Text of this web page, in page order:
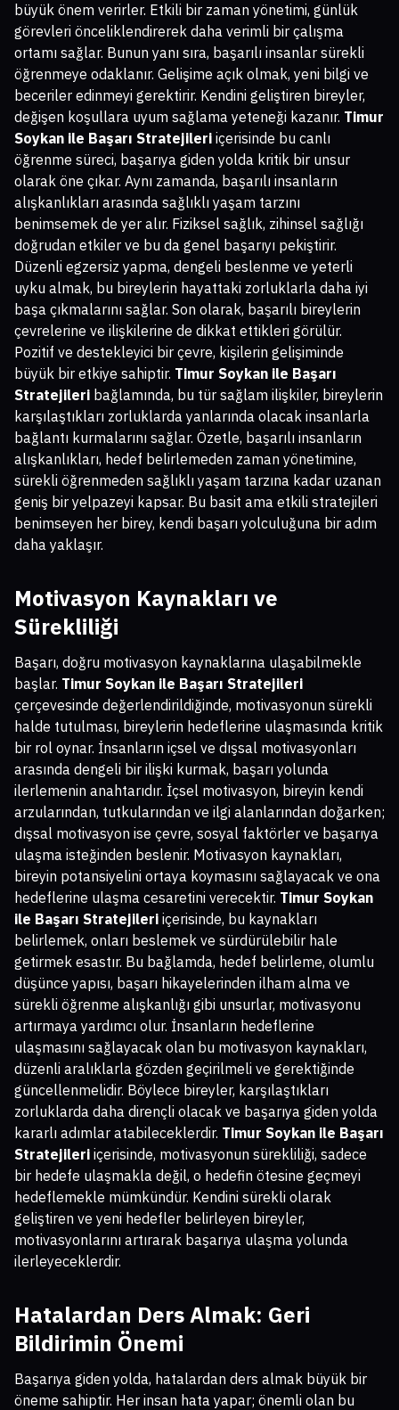
büyük önem verirler. Etkili bir zaman yönetimi, günlük
görevleri önceliklendirerek daha verimli bir çalışma
ortamı sağlar. Bunun yanı sıra, başarılı insanlar sürekli
öğrenmeye odaklanır. Gelişime açık olmak, yeni bilgi ve
beceriler edinmeyi gerektirir. Kendini geliştiren bireyler,
değişen koşullara uyum sağlama yeteneği kazanır. Timur
Soykan ile Başarı Stratejileri içerisinde bu canlı
öğrenme süreci, başarıya giden yolda kritik bir unsur
olarak öne çıkar. Aynı zamanda, başarılı insanların
alışkanlıkları arasında sağlıklı yaşam tarzını
benimsemek de yer alır. Fiziksel sağlık, zihinsel sağlığı
doğrudan etkiler ve bu da genel başarıyı pekiştirir.
Düzenli egzersiz yapma, dengeli beslenme ve yeterli
uyku almak, bu bireylerin hayattaki zorluklarla daha iyi
başa çıkmalarını sağlar. Son olarak, başarılı bireylerin
çevrelerine ve ilişkilerine de dikkat ettikleri görülür.
Pozitif ve destekleyici bir çevre, kişilerin gelişiminde
büyük bir etkiye sahiptir. Timur Soykan ile Başarı
Stratejileri bağlamında, bu tür sağlam ilişkiler, bireylerin
karşılaştıkları zorluklarda yanlarında olacak insanlarla
bağlantı kurmalarını sağlar. Özetle, başarılı insanların
alışkanlıkları, hedef belirlemeden zaman yönetimine,
sürekli öğrenmeden sağlıklı yaşam tarzına kadar uzanan
geniş bir yelpazeyi kapsar. Bu basit ama etkili stratejileri
benimseyen her birey, kendi başarı yolculuğuna bir adım
daha yaklaşır.
Motivasyon Kaynakları ve
Sürekliliği
Başarı, doğru motivasyon kaynaklarına ulaşabilmekle
başlar. Timur Soykan ile Başarı Stratejileri
çerçevesinde değerlendirildiğinde, motivasyonun sürekli
halde tutulması, bireylerin hedeflerine ulaşmasında kritik
bir rol oynar. İnsanların içsel ve dışsal motivasyonları
arasında dengeli bir ilişki kurmak, başarı yolunda
ilerlemenin anahtarıdır. İçsel motivasyon, bireyin kendi
arzularından, tutkularından ve ilgi alanlarından doğarken;
dışsal motivasyon ise çevre, sosyal faktörler ve başarıya
ulaşma isteğinden beslenir. Motivasyon kaynakları,
bireyin potansiyelini ortaya koymasını sağlayacak ve ona
hedeflerine ulaşma cesaretini verecektir. Timur Soykan
ile Başarı Stratejileri içerisinde, bu kaynakları
belirlemek, onları beslemek ve sürdürülebilir hale
getirmek esastır. Bu bağlamda, hedef belirleme, olumlu
düşünce yapısı, başarı hikayelerinden ilham alma ve
sürekli öğrenme alışkanlığı gibi unsurlar, motivasyonu
artırmaya yardımcı olur. İnsanların hedeflerine
ulaşmasını sağlayacak olan bu motivasyon kaynakları,
düzenli aralıklarla gözden geçirilmeli ve gerektiğinde
güncellenmelidir. Böylece bireyler, karşılaştıkları
zorluklarda daha dirençli olacak ve başarıya giden yolda
kararlı adımlar atabileceklerdir. Timur Soykan ile Başarı
Stratejileri içerisinde, motivasyonun sürekliliği, sadece
bir hedefe ulaşmakla değil, o hedefin ötesine geçmeyi
hedeflemekle mümkündür. Kendini sürekli olarak
geliştiren ve yeni hedefler belirleyen bireyler,
motivasyonlarını artırarak başarıya ulaşma yolunda
ilerleyeceklerdir.
Hatalardan Ders Almak: Geri
Bildirimin Önemi
Başarıya giden yolda, hatalardan ders almak büyük bir
öneme sahiptir. Her insan hata yapar; önemli olan bu